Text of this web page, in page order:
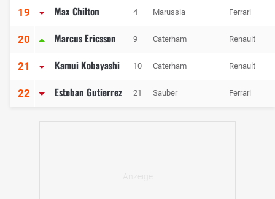
19 Max Chilton 4 Marussia Ferrari
20 Marcus Ericsson 9 Caterham Renault
21 Kamui Kobayashi 10 Caterham Renault
22 Esteban Gutierrez 21 Sauber Ferrari